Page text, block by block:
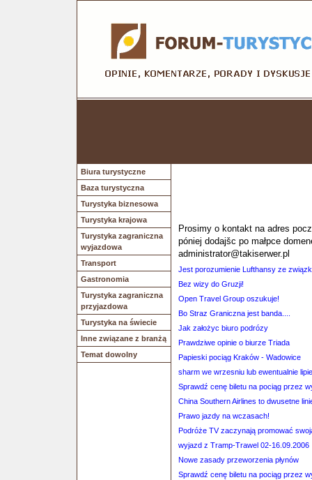
Biura turystyczne
Baza turystyczna
Turystyka biznesowa
Turystyka krajowa
Turystyka zagraniczna
wyjazdowa
Transport
Gastronomia
Turystyka zagraniczna
przyjazdowa
Turystyka na świecie
Inne związane z branżą
Temat dowolny
Prosimy o kontakt na adres
póniej dodajšc po małpce
administrator@takiserwer.pl
Jest porozumienie Lufthansy ze
Bez wizy do Gruzji!
Open Travel Group oszukuje!
Bo Straz Graniczna jest banda....
Jak założyc biuro podrózy
Prawdziwe opinie o biurze Triada
Papieski pociąg Kraków - Wadowice
sharm we wrzesniu lub ewentualnie
Sprawdź cenę biletu na pociąg przez
China Southern Airlines to dwusetne
Prawo jazdy na wczasach!
Podróże TV zaczynają promować
wyjazd z Tramp-Trawel 02-16.09.2006
Nowe zasady przeworzenia płynów
Sprawdź cenę biletu na pociąg przez